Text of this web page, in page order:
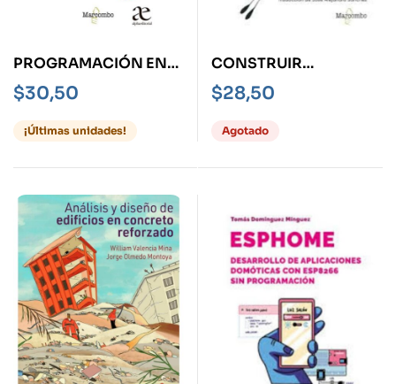
PROGRAMACIÓN EN
GO 2ED
$30,50
¡Últimas unidades!
CONSTRUIR
SOFTWARE VERDE
$28,50
Agotado